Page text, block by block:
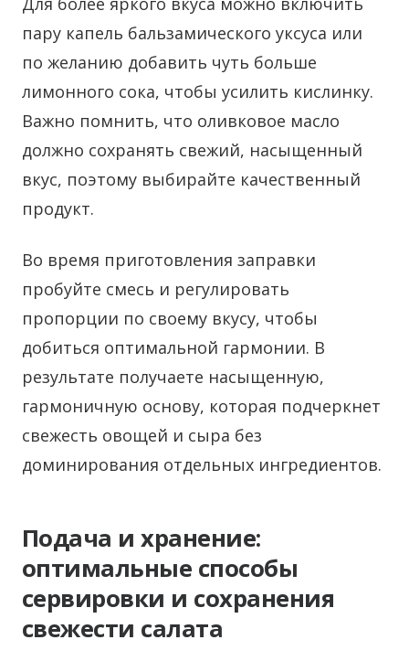
пару капель бальзамического уксуса или
по желанию добавить чуть больше
лимонного сока, чтобы усилить кислинку.
Важно помнить, что оливковое масло
должно сохранять свежий, насыщенный
вкус, поэтому выбирайте качественный
продукт.
Во время приготовления заправки
пробуйте смесь и регулировать
пропорции по своему вкусу, чтобы
добиться оптимальной гармонии. В
результате получаете насыщенную,
гармоничную основу, которая подчеркнет
свежесть овощей и сыра без
доминирования отдельных ингредиентов.
Подача и хранение:
оптимальные способы
сервировки и сохранения
свежести салата